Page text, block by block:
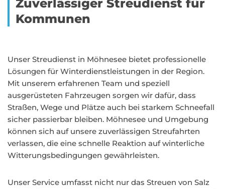
Zuverlässiger Streudienst für
Kommunen
Unser Streudienst in Möhnesee bietet professionelle
Lösungen für Winterdienstleistungen in der Region.
Mit unserem erfahrenen Team und speziell
ausgerüsteten Fahrzeugen sorgen wir dafür, dass
Straßen, Wege und Plätze auch bei starkem Schneefall
sicher passierbar bleiben. Möhnesee und Umgebung
können sich auf unsere zuverlässigen Streufahrten
verlassen, die eine schnelle Reaktion auf winterliche
Witterungsbedingungen gewährleisten.
Unser Service umfasst nicht nur das Streuen von Salz